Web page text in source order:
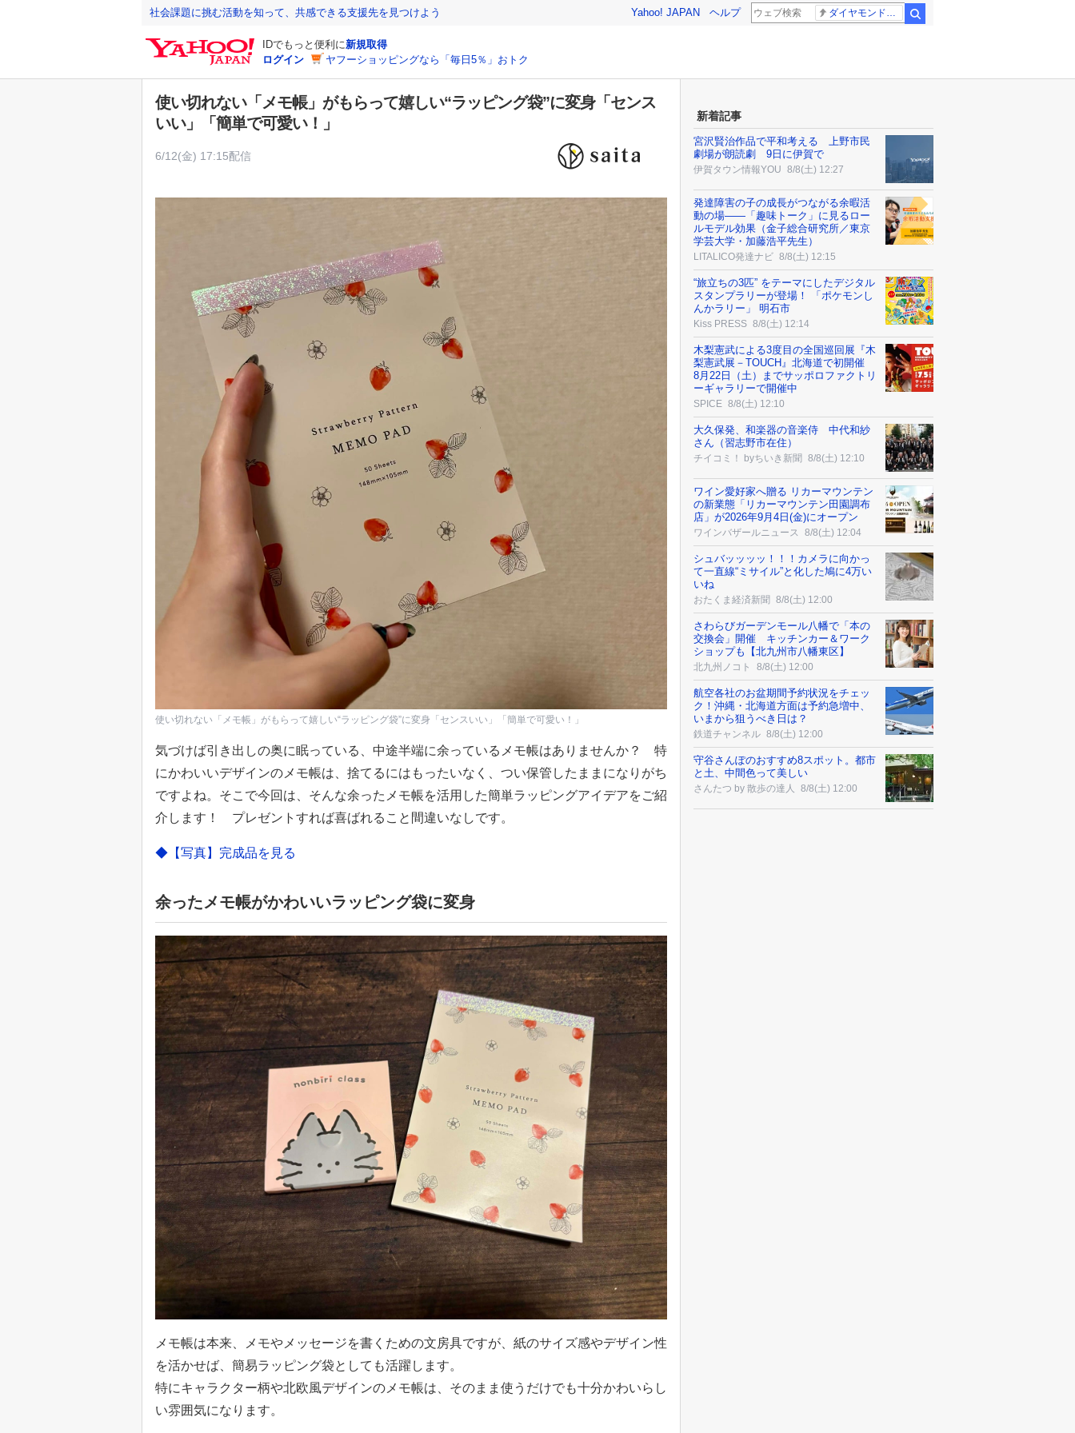
社会課題に挑む活動を知って、共感できる支援先を見つけよう Yahoo! JAPAN ヘルプ ダイヤモンドバックス 大谷翔平
IDでもっと便利に新規取得
ログイン
ヤフーショッピングなら「毎日5％」おトク
使い切れない「メモ帳」がもらって嬉しい“ラッピング袋”に変身「センス
いい」「簡単で可愛い！」
6/12(金) 17:15配信
使い切れない「メモ帳」がもらって嬉しい“ラッピング袋”に変身「センスいい」「簡単で可愛い！」
気づけば引き出しの奥に眠っている、中途半端に余っているメモ帳はありませんか？ 特
にかわいいデザインのメモ帳は、捨てるにはもったいなく、つい保管したままになりがち
ですよね。そこで今回は、そんな余ったメモ帳を活用した簡単ラッピングアイデアをご紹
介します！ プレゼントすれば喜ばれること間違いなしです。
◆【写真】完成品を見る
余ったメモ帳がかわいいラッピング袋に変身
メモ帳は本来、メモやメッセージを書くための文房具ですが、紙のサイズ感やデザイン性
を活かせば、簡易ラッピング袋としても活躍します。
特にキャラクター柄や北欧風デザインのメモ帳は、そのまま使うだけでも十分かわいらし
い雰囲気になります。
新着記事
宮沢賢治作品で平和考える 上野市民
劇場が朗読劇 9日に伊賀で
伊賀タウン情報YOU 8/8(土) 12:27
発達障害の子の成長がつながる余暇活
動の場――「趣味トーク」に見るロー
ルモデル効果（金子総合研究所／東京
学芸大学・加藤浩平先生）
LITALICO発達ナビ 8/8(土) 12:15
“旅立ちの3匹” をテーマにしたデジタル
スタンプラリーが登場！ 「ポケモンし
んかラリー」 明石市
Kiss PRESS 8/8(土) 12:14
木梨憲武による3度目の全国巡回展『木
梨憲武展－TOUCH』北海道で初開催
8月22日（土）までサッポロファクトリ
ーギャラリーで開催中
SPICE 8/8(土) 12:10
大久保発、和楽器の音楽侍 中代和紗
さん（習志野市在住）
チイコミ！ byちいき新聞 8/8(土) 12:10
ワイン愛好家へ贈る リカーマウンテン
の新業態「リカーマウンテン田園調布
店」が2026年9月4日(金)にオープン
ワインバザールニュース 8/8(土) 12:04
シュバッッッッ！！！カメラに向かっ
て一直線“ミサイル”と化した鳩に4万い
いね
おたくま経済新聞 8/8(土) 12:00
さわらびガーデンモール八幡で「本の
交換会」開催 キッチンカー＆ワーク
ショップも【北九州市八幡東区】
北九州ノコト 8/8(土) 12:00
航空各社のお盆期間予約状況をチェッ
ク！沖縄・北海道方面は予約急増中、
いまから狙うべき日は？
鉄道チャンネル 8/8(土) 12:00
守谷さんぽのおすすめ8スポット。都市
と土、中間色って美しい
さんたつ by 散歩の達人 8/8(土) 12:00